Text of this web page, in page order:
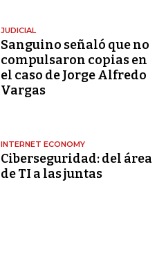
JUDICIAL
Sanguino señaló que no
compulsaron copias en
el caso de Jorge Alfredo
Vargas
INTERNET ECONOMY
Ciberseguridad: del área
de TI a las juntas